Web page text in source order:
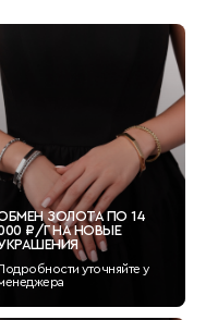
ЗОЛОТА ПО 14
₽/Г НА НОВЫЕ
уточняйте у